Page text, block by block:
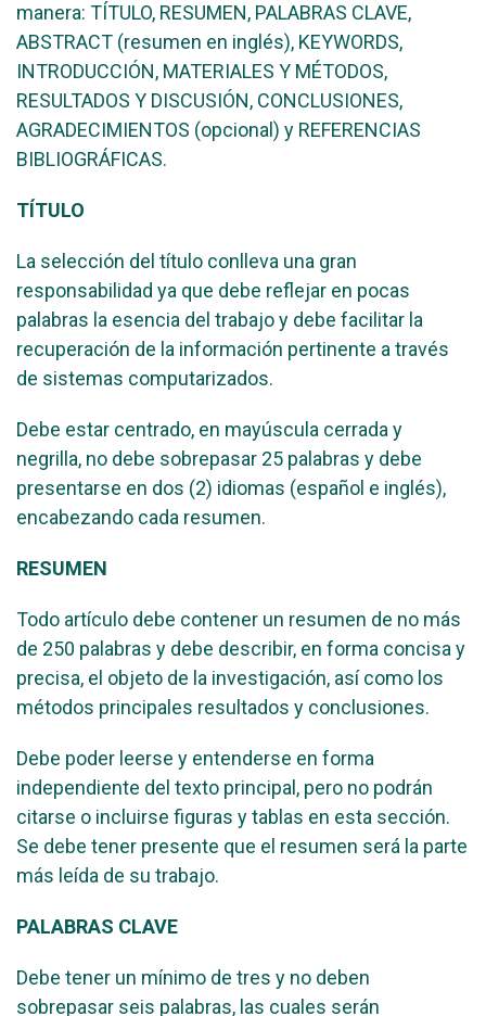
manera: TÍTULO, RESUMEN, PALABRAS CLAVE,
ABSTRACT (resumen en inglés), KEYWORDS,
INTRODUCCIÓN, MATERIALES Y MÉTODOS,
RESULTADOS Y DISCUSIÓN, CONCLUSIONES,
AGRADECIMIENTOS (opcional) y REFERENCIAS
BIBLIOGRÁFICAS.
TÍTULO
La selección del título conlleva una gran
responsabilidad ya que debe reflejar en pocas
palabras la esencia del trabajo y debe facilitar la
recuperación de la información pertinente a través
de sistemas computarizados.
Debe estar centrado, en mayúscula cerrada y
negrilla, no debe sobrepasar 25 palabras y debe
presentarse en dos (2) idiomas (español e inglés),
encabezando cada resumen.
RESUMEN
Todo artículo debe contener un resumen de no más
de 250 palabras y debe describir, en forma concisa y
precisa, el objeto de la investigación, así como los
métodos principales resultados y conclusiones.
Debe poder leerse y entenderse en forma
independiente del texto principal, pero no podrán
citarse o incluirse figuras y tablas en esta sección.
Se debe tener presente que el resumen será la parte
más leída de su trabajo.
PALABRAS CLAVE
Debe tener un mínimo de tres y no deben
sobrepasar seis palabras, las cuales serán